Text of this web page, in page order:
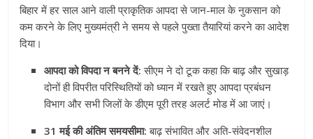
बिहार में हर साल आने वाली प्राकृतिक आपदा से जान-माल के नुकसान को
कम करने के लिए मुख्यमंत्री ने समय से पहले पुख्ता तैयारियां करने का आदेश
दिया।
आपदा को विपदा न बनने दें: सीएम ने दो टूक कहा कि बाढ़ और सुखाड़
दोनों ही विपरीत परिस्थितियों को ध्यान में रखते हुए आपदा प्रबंधन
विभाग और सभी जिलों के डीएम पूरी तरह अलर्ट मोड में आ जाएं।
31 मई की अंतिम समयसीमा: बाढ़ संभावित और अति-संवेदनशील